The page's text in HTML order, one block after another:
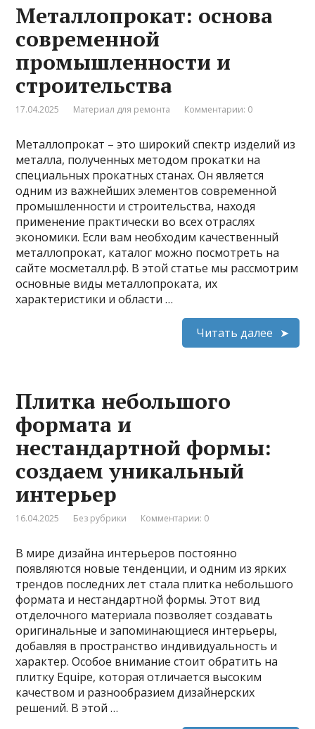
Металлопрокат: основа
современной
промышленности и
строительства
17.04.2025 Материал для ремонта Комментарии: 0
Металлопрокат – это широкий спектр изделий из
металла, полученных методом прокатки на
специальных прокатных станах. Он является
одним из важнейших элементов современной
промышленности и строительства, находя
применение практически во всех отраслях
экономики. Если вам необходим качественный
металлопрокат, каталог можно посмотреть на
сайте мосметалл.рф. В этой статье мы рассмотрим
основные виды металлопроката, их
характеристики и области …
Читать далее
Плитка небольшого
формата и
нестандартной формы:
создаем уникальный
интерьер
16.04.2025 Без рубрики Комментарии: 0
В мире дизайна интерьеров постоянно
появляются новые тенденции, и одним из ярких
трендов последних лет стала плитка небольшого
формата и нестандартной формы. Этот вид
отделочного материала позволяет создавать
оригинальные и запоминающиеся интерьеры,
добавляя в пространство индивидуальность и
характер. Особое внимание стоит обратить на
плитку Equipe, которая отличается высоким
качеством и разнообразием дизайнерских
решений. В этой …